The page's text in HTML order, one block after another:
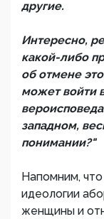
другие.
Интересно,
какой-либо
об отмене
может войти
западном,
понимании?"
Напомним,
идеологии
женщины и